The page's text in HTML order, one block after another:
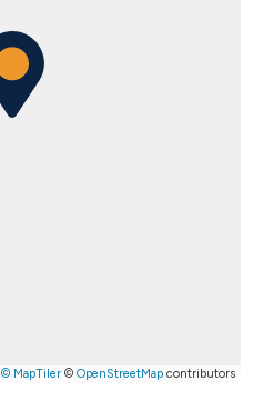
© MapTiler © OpenStreetMap contributors